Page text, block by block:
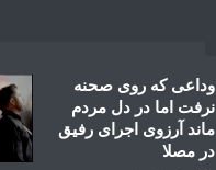
وداعی که روی صحنه
نرفت اما در دل مردم
ماند آرزوی اجرای رفیق
در مصلا